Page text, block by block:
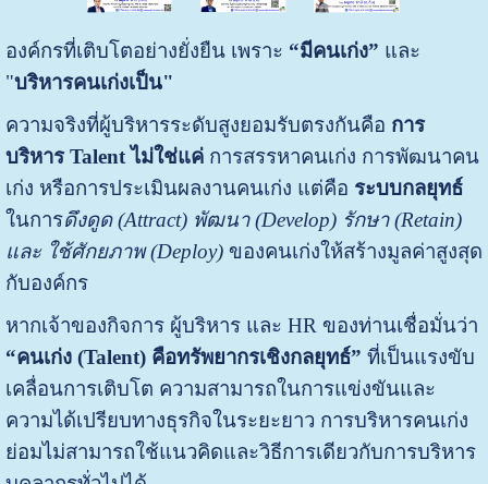
องค์กรที่เติบโตอย่างยั่งยืน เพราะ “มีคนเก่ง” และ
"บริหารคนเก่งเป็น"
ความจริงที่ผู้บริหารระดับสูงยอมรับตรงกันคือ การ
บริหาร Talent ไม่ใช่แค่ การสรรหาคนเก่ง การพัฒนาคน
เก่ง หรือการประเมินผลงานคนเก่ง แต่คือ ระบบกลยุทธ์
ในการดึงดูด (Attract) พัฒนา (Develop) รักษา (Retain)
และ ใช้ศักยภาพ (Deploy) ของคนเก่งให้สร้างมูลค่าสูงสุด
กับองค์กร
หากเจ้าของกิจการ ผู้บริหาร และ HR ของท่านเชื่อมั่นว่า
“คนเก่ง (Talent) คือทรัพยากรเชิงกลยุทธ์” ที่เป็นแรงขับ
เคลื่อนการเติบโต ความสามารถในการแข่งขันและ
ความได้เปรียบทางธุรกิจในระยะยาว การบริหารคนเก่ง
ย่อมไม่สามารถใช้แนวคิดและวิธีการเดียวกับการบริหาร